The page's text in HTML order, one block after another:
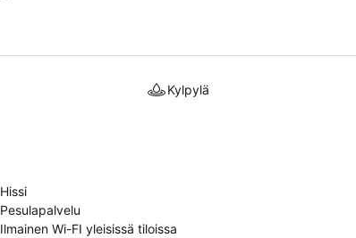
Kylpylä
Hissi
Pesulapalvelu
Ilmainen Wi-FI yleisissä tiloissa